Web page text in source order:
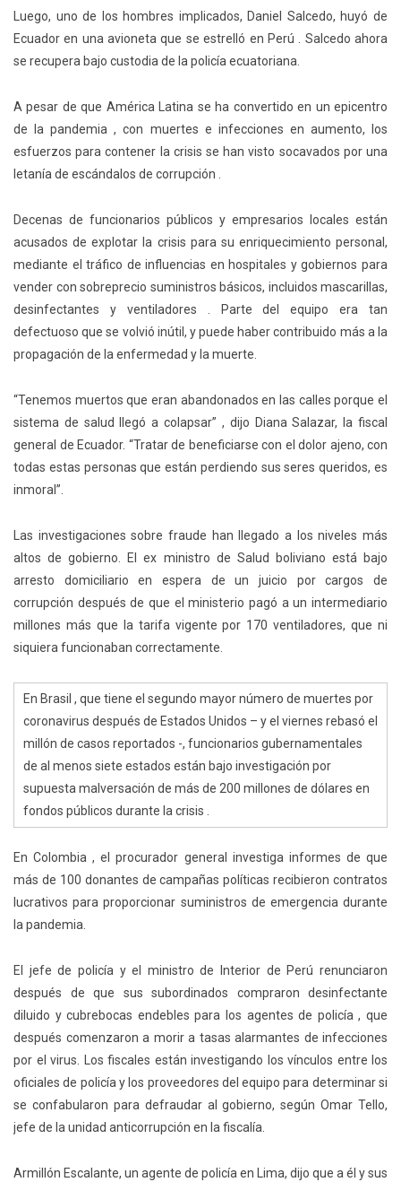
Luego, uno de los hombres implicados, Daniel Salcedo, huyó de
Ecuador en una avioneta que se estrelló en Perú . Salcedo ahora
se recupera bajo custodia de la policía ecuatoriana.
A pesar de que América Latina se ha convertido en un epicentro
de la pandemia , con muertes e infecciones en aumento, los
esfuerzos para contener la crisis se han visto socavados por una
letanía de escándalos de corrupción .
Decenas de funcionarios públicos y empresarios locales están
acusados de explotar la crisis para su enriquecimiento personal,
mediante el tráfico de influencias en hospitales y gobiernos para
vender con sobreprecio suministros básicos, incluidos mascarillas,
desinfectantes y ventiladores . Parte del equipo era tan
defectuoso que se volvió inútil, y puede haber contribuido más a la
propagación de la enfermedad y la muerte.
“Tenemos muertos que eran abandonados en las calles porque el
sistema de salud llegó a colapsar” , dijo Diana Salazar, la fiscal
general de Ecuador. “Tratar de beneficiarse con el dolor ajeno, con
todas estas personas que están perdiendo sus seres queridos, es
inmoral”.
Las investigaciones sobre fraude han llegado a los niveles más
altos de gobierno. El ex ministro de Salud boliviano está bajo
arresto domiciliario en espera de un juicio por cargos de
corrupción después de que el ministerio pagó a un intermediario
millones más que la tarifa vigente por 170 ventiladores, que ni
siquiera funcionaban correctamente.
En Brasil , que tiene el segundo mayor número de muertes por
coronavirus después de Estados Unidos – y el viernes rebasó el
millón de casos reportados -, funcionarios gubernamentales
de al menos siete estados están bajo investigación por
supuesta malversación de más de 200 millones de dólares en
fondos públicos durante la crisis .
En Colombia , el procurador general investiga informes de que
más de 100 donantes de campañas políticas recibieron contratos
lucrativos para proporcionar suministros de emergencia durante
la pandemia.
El jefe de policía y el ministro de Interior de Perú renunciaron
después de que sus subordinados compraron desinfectante
diluido y cubrebocas endebles para los agentes de policía , que
después comenzaron a morir a tasas alarmantes de infecciones
por el virus. Los fiscales están investigando los vínculos entre los
oficiales de policía y los proveedores del equipo para determinar si
se confabularon para defraudar al gobierno, según Omar Tello,
jefe de la unidad anticorrupción en la fiscalía.
Armillón Escalante, un agente de policía en Lima, dijo que a él y sus